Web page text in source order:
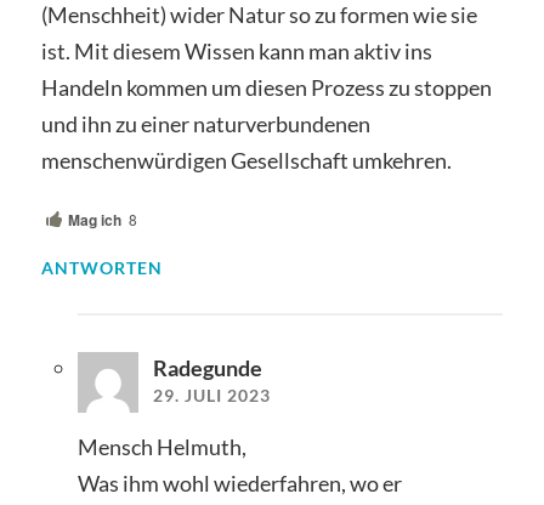
(Menschheit) wider Natur so zu formen wie sie
ist. Mit diesem Wissen kann man aktiv ins
Handeln kommen um diesen Prozess zu stoppen
und ihn zu einer naturverbundenen
menschenwürdigen Gesellschaft umkehren.
Mag ich 8
ANTWORTEN
Radegunde
29. JULI 2023
Mensch Helmuth,
Was ihm wohl wiederfahren, wo er